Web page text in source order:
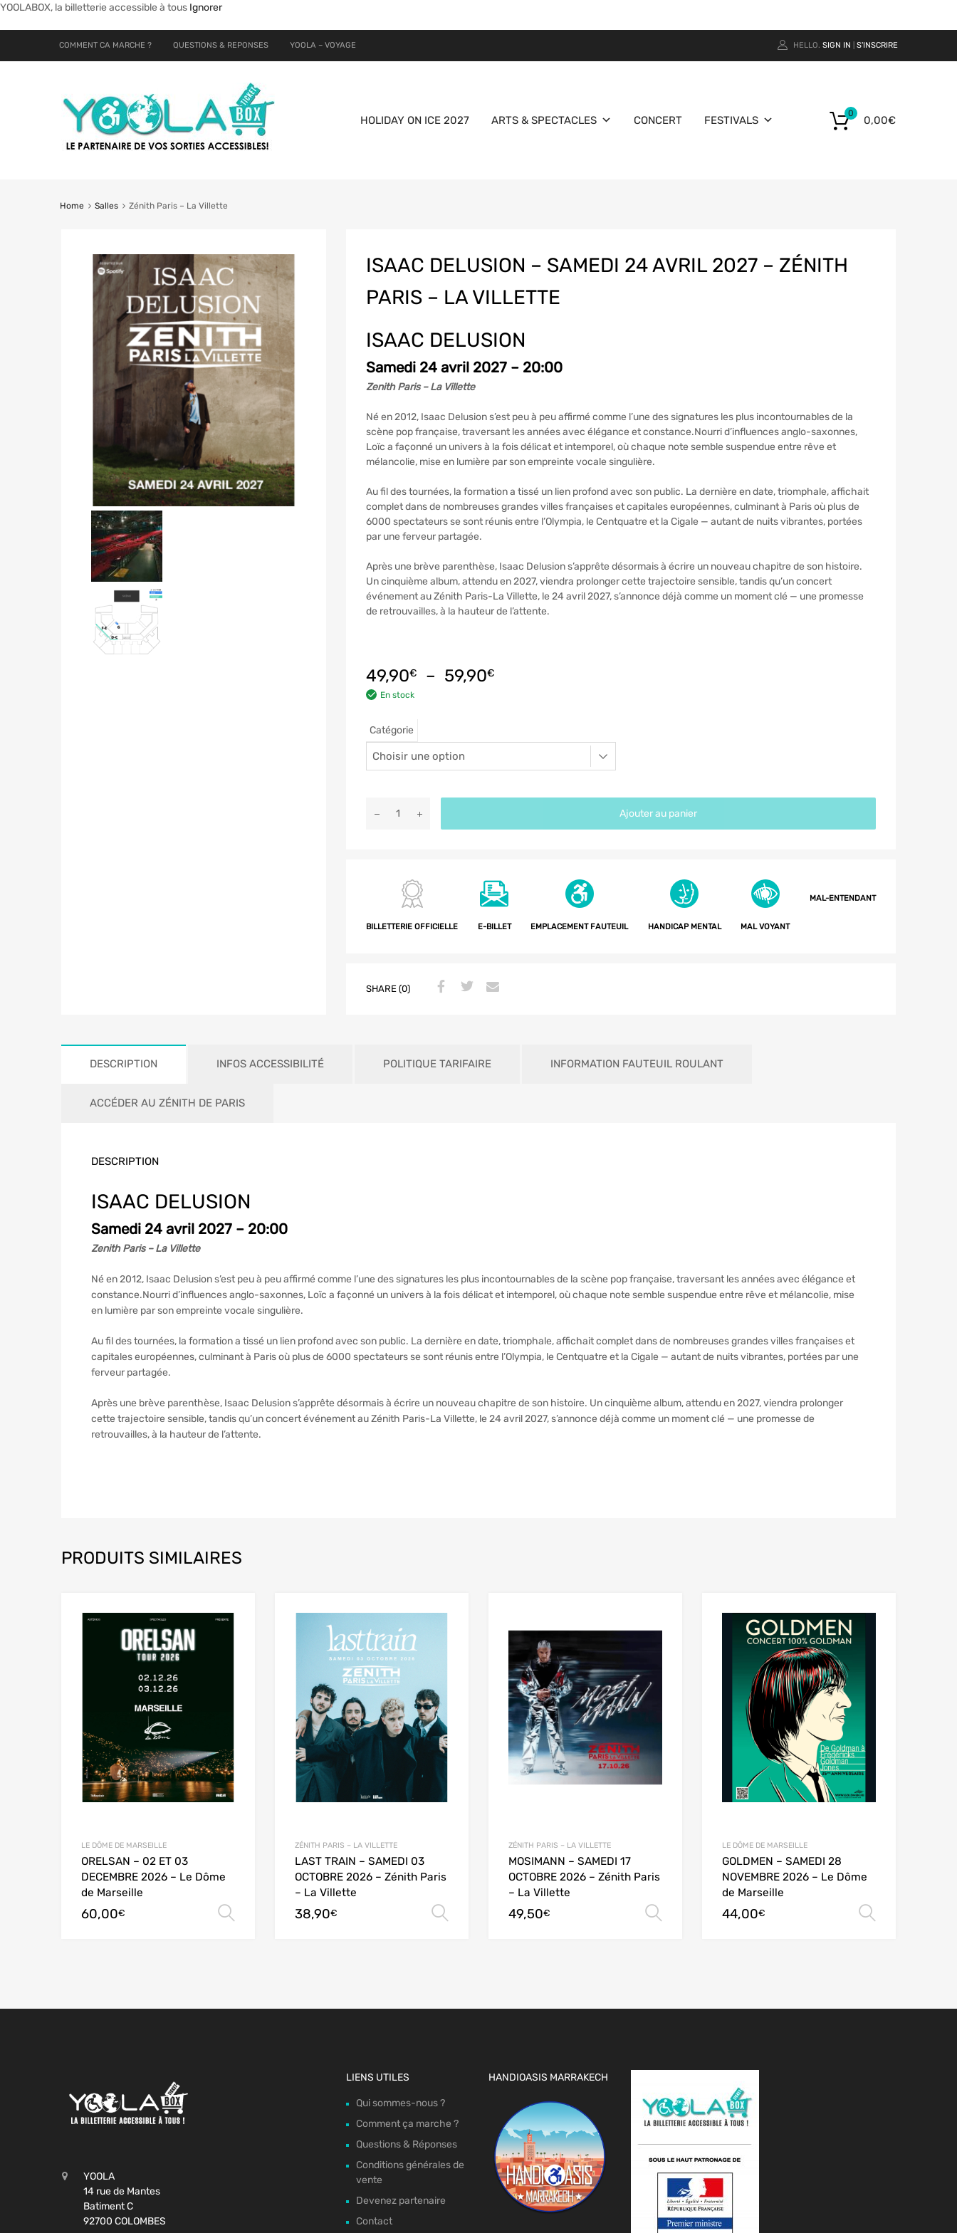
YOOLABOX, la billetterie accessible à tous Ignorer
COMMENT CA MARCHE ? QUESTIONS & REPONSES YOOLA – VOYAGE HELLO. SIGN IN S'INSCRIRE
0,00€
0
HOLIDAY ON ICE 2027 ARTS & SPECTACLES CONCERT FESTIVALS
Home Salles Zénith Paris – La Villette
ISAAC DELUSION – SAMEDI 24 AVRIL 2027 – ZÉNITH
PARIS – LA VILLETTE
ISAAC DELUSION
Samedi 24 avril 2027 – 20:00
Zenith Paris – La Villette
Né en 2012, Isaac Delusion s’est peu à peu affirmé comme l’une des signatures les plus incontournables de la
scène pop française, traversant les années avec élégance et constance.Nourri d’influences anglo-saxonnes,
Loïc a façonné un univers à la fois délicat et intemporel, où chaque note semble suspendue entre rêve et
mélancolie, mise en lumière par son empreinte vocale singulière.
Au fil des tournées, la formation a tissé un lien profond avec son public. La dernière en date, triomphale, affichait
complet dans de nombreuses grandes villes françaises et capitales européennes, culminant à Paris où plus de
6000 spectateurs se sont réunis entre l’Olympia, le Centquatre et la Cigale — autant de nuits vibrantes, portées
par une ferveur partagée.
Après une brève parenthèse, Isaac Delusion s’apprête désormais à écrire un nouveau chapitre de son histoire.
Un cinquième album, attendu en 2027, viendra prolonger cette trajectoire sensible, tandis qu’un concert
événement au Zénith Paris-La Villette, le 24 avril 2027, s’annonce déjà comme un moment clé — une promesse
de retrouvailles, à la hauteur de l’attente.
49,90€ – 59,90€
En stock
Catégorie
Ajouter au panier
BILLETTERIE OFFICIELLE E-BILLET EMPLACEMENT FAUTEUIL HANDICAP MENTAL MAL VOYANT
MAL-ENTENDANT
SHARE (0)
DESCRIPTION INFOS ACCESSIBILITÉ POLITIQUE TARIFAIRE INFORMATION FAUTEUIL ROULANT
ACCÉDER AU ZÉNITH DE PARIS
DESCRIPTION
ISAAC DELUSION
Samedi 24 avril 2027 – 20:00
Zenith Paris – La Villette
Né en 2012, Isaac Delusion s’est peu à peu affirmé comme l’une des signatures les plus incontournables de la scène pop française, traversant les années avec élégance et
constance.Nourri d’influences anglo-saxonnes, Loïc a façonné un univers à la fois délicat et intemporel, où chaque note semble suspendue entre rêve et mélancolie, mise
en lumière par son empreinte vocale singulière.
Au fil des tournées, la formation a tissé un lien profond avec son public. La dernière en date, triomphale, affichait complet dans de nombreuses grandes villes françaises et
capitales européennes, culminant à Paris où plus de 6000 spectateurs se sont réunis entre l’Olympia, le Centquatre et la Cigale — autant de nuits vibrantes, portées par une
ferveur partagée.
Après une brève parenthèse, Isaac Delusion s’apprête désormais à écrire un nouveau chapitre de son histoire. Un cinquième album, attendu en 2027, viendra prolonger
cette trajectoire sensible, tandis qu’un concert événement au Zénith Paris-La Villette, le 24 avril 2027, s’annonce déjà comme un moment clé — une promesse de
retrouvailles, à la hauteur de l’attente.
PRODUITS SIMILAIRES
LE DÔME DE MARSEILLE
ORELSAN – 02 ET 03
DECEMBRE 2026 – Le Dôme
de Marseille
60,00€ Choix des options
ZÉNITH PARIS – LA VILLETTE
LAST TRAIN – SAMEDI 03
OCTOBRE 2026 – Zénith Paris
– La Villette
38,90€ Choix des options
ZÉNITH PARIS – LA VILLETTE
MOSIMANN – SAMEDI 17
OCTOBRE 2026 – Zénith Paris
– La Villette
49,50€ Choix des options
LE DÔME DE MARSEILLE
GOLDMEN – SAMEDI 28
NOVEMBRE 2026 – Le Dôme
de Marseille
44,00€
YOOLA
14 rue de Mantes
Batiment C
92700 COLOMBES
LIENS UTILES
Qui sommes-nous ?
Comment ça marche ?
Questions & Réponses
Conditions générales de
vente
Devenez partenaire
Contact
HANDIOASIS MARRAKECH